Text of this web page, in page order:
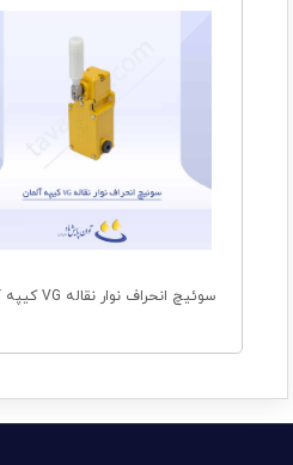
سوئیچ انحراف نوار نقاله VG کیپه آلمان